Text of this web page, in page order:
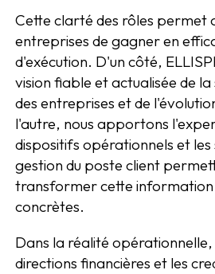
Cette clarté des rôles permet
entreprises de gagner en
d'exécution. D'un côté,
vision fiable et actualisée de
des entreprises et de
l'autre, nous apportons
dispositifs opérationnels et
gestion du poste client
transformer cette information
concrètes.
Dans la réalité opérationnelle,
directions financières et les